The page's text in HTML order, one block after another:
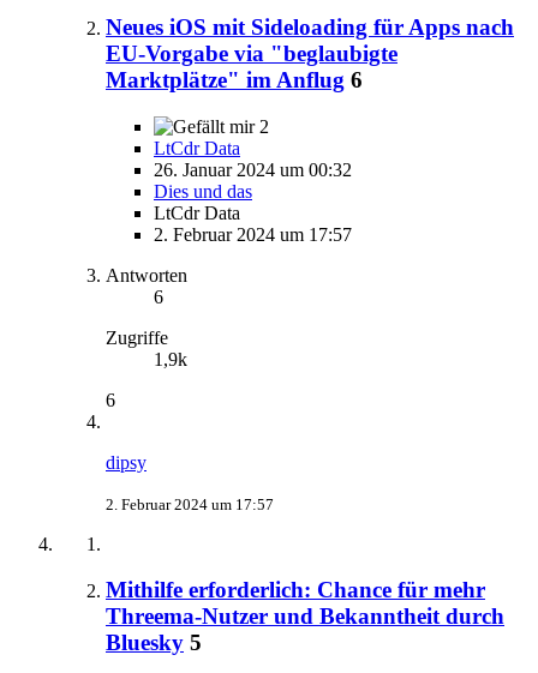
Neues iOS mit Sideloading für Apps nach
EU-Vorgabe via "beglaubigte
Marktplätze" im Anflug 6
2
LtCdr Data
26. Januar 2024 um 00:32
Dies und das
LtCdr Data
2. Februar 2024 um 17:57
Antworten
6
Zugriffe
1,9k
6
dipsy
2. Februar 2024 um 17:57
Mithilfe erforderlich: Chance für mehr
Threema-Nutzer und Bekanntheit durch
Bluesky 5